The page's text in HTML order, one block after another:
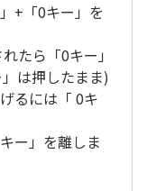
+「0キー」を
たら「0キー」
は押したまま)
るには「 0キ
ー」を離しま